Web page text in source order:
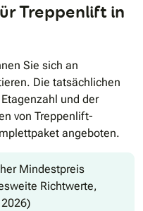
Treppenlift in
Sie sich an
Die tatsächlichen
und der
von Treppenlift-
angeboten.
Mindestpreis
Richtwerte,